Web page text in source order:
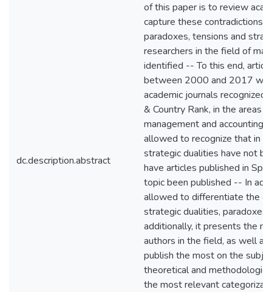
dc.description.abstract
of this paper is to review
capture these contradictions,
paradoxes, tensions and
researchers in the field of
identified -- To this end,
between 2000 and 2017
academic journals recognized
& Country Rank, in the areas
management and accounting
allowed to recognize that in
strategic dualities have not
have articles published in
topic been published -- In
allowed to differentiate the
strategic dualities, paradoxes
additionally, it presents the
authors in the field, as well
publish the most on the
theoretical and
the most relevant